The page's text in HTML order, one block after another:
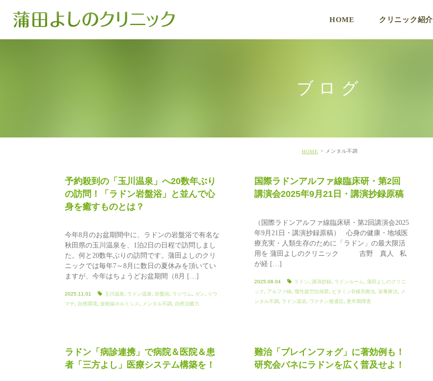
HOME クリニック紹介
ブログ
HOME メンタル不調
予約殺到の「玉川温泉」へ20数年ぶり
の訪問！「ラドン岩盤浴」と並んで心
身を癒すものとは？
今年8月のお盆期間中に、ラドンの岩盤浴で有名な
秋田県の玉川温泉を、1泊2日の日程で訪問しまし
た。何と20数年ぶりの訪問です。蒲田よしのクリ
ニックでは毎年7～8月に数日の夏休みを頂いてい
ますが、今年はちょうどお盆期間（8月 […]
2025.11.01 玉川温泉, ラドン温泉, 岩盤浴, ラジウム, ガン, リウ
マチ, 自然環境, 放射線ホルミシス, メンタル不調, 自然治癒力
国際ラドンアルファ線臨床研・第2回
講演会2025年9月21日・講演抄録原稿
（国際ラドンアルファ線臨床研・第2回講演会2025
年9月21日・講演抄録原稿） 心身の健康・地域医
療充実・人類生存のために「ラドン」の最大限活
用を 蒲田よしのクリニック 吉野 真人 私
が経 […]
2025.08.04 ラドン ,講演抄録 ラドンルーム ,蒲田よしのクリニ
ック
アルファ線 ,慢性疲労症候群 ビタミンⅮ補充療法 ,栄養療法
メ
ンタル不調
ラドン温浴 ワクチン後遺症 ,更年期障害
ラドン「病診連携」で病院＆医院＆患
者「三方よし」医療システム構築を！
難治「ブレインフォグ」に著効例も！
研究会バネにラドンを広く普及せよ！